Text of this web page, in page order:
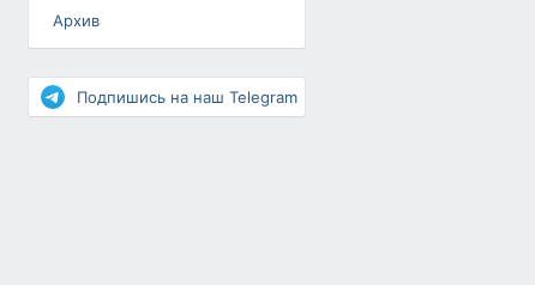
Архив
Повышение рейтинга
Подпишись на наш Telegram